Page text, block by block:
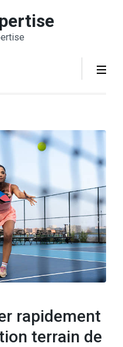
rapidement
terrain de